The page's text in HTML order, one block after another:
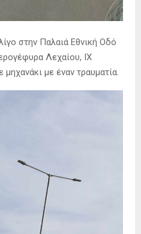
στην Παλαιά Εθνική Οδό
Λεχαίου, ΙΧ
με έναν τραυματία.